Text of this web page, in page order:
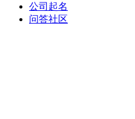
公司起名
问答社区